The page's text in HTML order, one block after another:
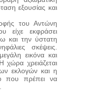
εξουσίας και
του Αντώνη
εκφράσει
και την ύστατη
σκέψεις.
εικόνα και
χώρα χρειάζεται
εκλογών και η
που πρέπει να